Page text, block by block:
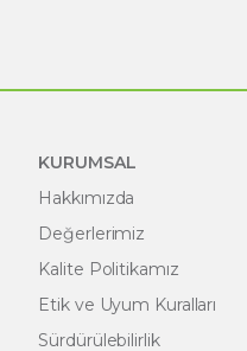
KURUMSAL
Hakkımızda
Değerlerimiz
Kalite Politikamız
Etik ve Uyum Kuralları
Sürdürülebilirlik